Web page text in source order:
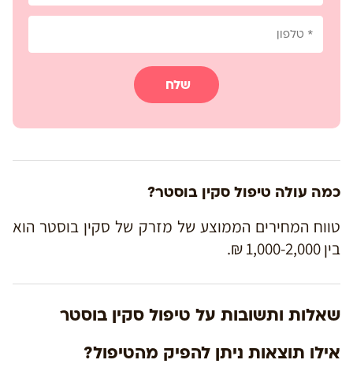
שלח
כמה עולה טיפול סקין בוסטר?
טווח המחירים הממוצע של מזרק של סקין בוסטר הוא
בין 1,000-2,000 ₪.
שאלות ותשובות על טיפול סקין בוסטר
אילו תוצאות ניתן להפיק מהטיפול?